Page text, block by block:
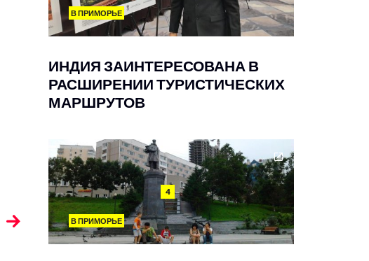
В ПРИМОРЬЕ
ИНДИЯ ЗАИНТЕРЕСОВАНА В
РАСШИРЕНИИ ТУРИСТИЧЕСКИХ
МАРШРУТОВ
4
В ПРИМОРЬЕ